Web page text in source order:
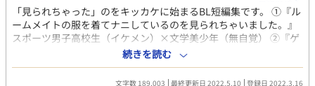
ない、練習後は、部員は自由に過ごせる。オフの日は自由に遊び
に行けるなど、オンとオフのメリハリがきいている。 レギュラー
争いは熾烈、一度も試合に出られないまま引退することも、珍し
くない。 県外からの入学生も多く、特待生推薦制度あり
「見られちゃった」のをキッカケに始まるBL短編集です。 ①『ル
ームメイトの服を着てナニしているのを見られちゃいました。』
スポーツ男子高校生（イケメン）×文学美少年（無自覚） ②『ゲ
イバーにいるのを生徒に見られちゃいました。』 腹黒メガネ高校
生×高校教師 ③『兄の部屋で電マ使ってるの見られちゃいまし
た。』 大学生義兄×高校生義弟(アホな子) ④『幽霊が姿を見られ
続きを読む
文字数 189,003 最終更新日 2022.5.10 登録日 2022.3.16